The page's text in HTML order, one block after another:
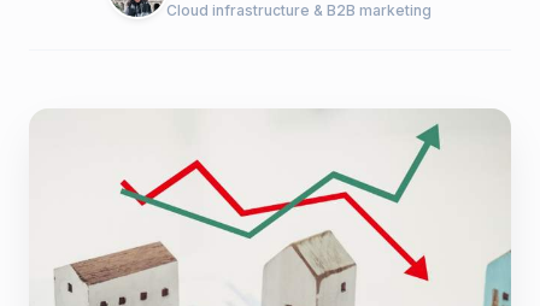
Cloud infrastructure & B2B marketing